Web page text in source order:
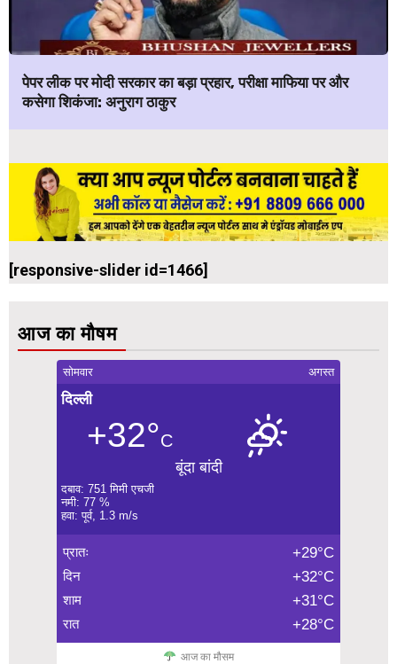
पेपर लीक पर मोदी सरकार का बड़ा प्रहार, परीक्षा माफिया पर और
कसेगा शिकंजा: अनुराग ठाकुर
[responsive-slider id=1466]
आज का मौषम
सोमवार अगस्त
दिल्ली
+32°C
बूंदा बांदी
दबाव: 751 मिमी एचजी
नमी: 77 %
हवा: पूर्व, 1.3 m/s
प्रातः +29°C
दिन +32°C
शाम +31°C
रात +28°C
आज का मौसम